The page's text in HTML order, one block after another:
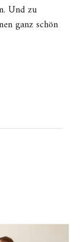
Und zu
ganz schön